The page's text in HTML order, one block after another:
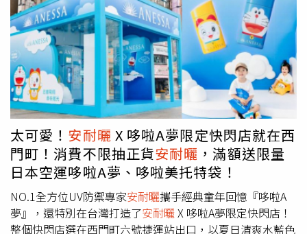
飾、鞋、童裝內衣、休閒運動、家用寢具及藝品等業種滿
5000元送300元電子抵用券；家電、珠寶、黃金等業種滿
10000元送500元電子抵用券；國際精品滿20000元送1000
元電子抵用券；復興館精品HERMES、LOUIS VUITTON及
指定精品滿30000元送1200元電子抵用券，其中刷中國信託
LINE Pay信用卡、國泰世華CUBE卡(樂饗購)達3萬合併回饋
最高9%回饋，聰明精算一族的你，絕對能算出來。另歡慶
遠東Garden City大巨蛋周邊廣場「潮美食公園」開幕，再
祭出加碼禮，持指定銀行信用卡單日單卡單館刷卡達金喜刷
指定任一活動門檻，再加贈「200元潮美食公園餐飲電子折
價券」。好康不僅於此，各樓面滿額也再加碼送SOGO電子
商品券、樓面抵用券、各式家用好禮等，年中趁此超值優惠
買一波最划算!2024遠東SOGO台北店年中慶三大重點一次
看！1.美白防曬等美妝品加碼回饋，比日本便宜，留在台灣
太可愛！ 安耐曬 X 哆啦A夢限定快閃店就在西
門町！消費不限抽正貨安耐曬 ，滿額送限量
日本空運哆啦A夢、哆啦美托特袋！
NO.1全方位UV防禦專家安耐曬攜手經典童年回憶『哆啦A
夢』，還特別在台灣打造了安耐曬X 哆啦A夢限定快閃店！
整個快閃店選在西門町六號捷運站出口，以夏日清爽水藍色